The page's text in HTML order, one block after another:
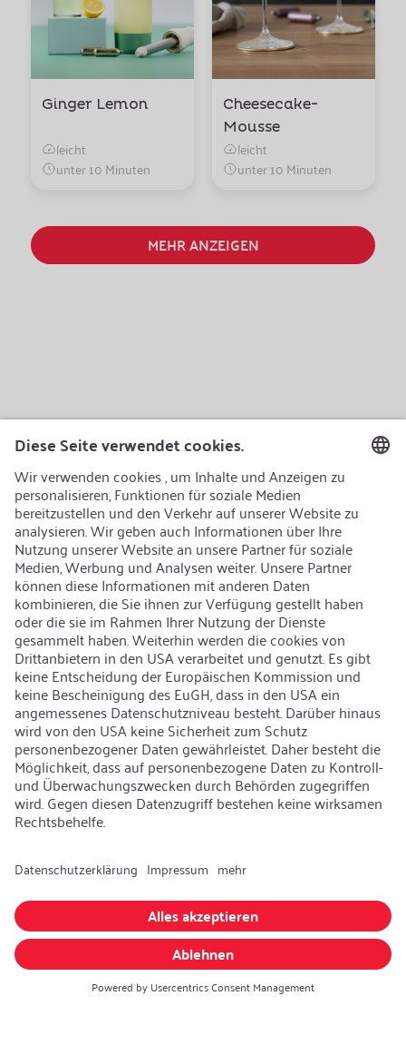
Ginger Lemon
leicht
unter 10 Minuten
Cheesecake-
Mousse
leicht
unter 10 Minuten
MEHR ANZEIGEN
AEB/CoC
Nachhaltigkeit
Recycling
Nachhaltigkeit
Karriere
Offene Jobs
Kontakt
iSi Group
Produktkatalog
Garantieerweiterung
Unternehmenspolitik
Code of Conduct
Sprache ändern: Deutsch